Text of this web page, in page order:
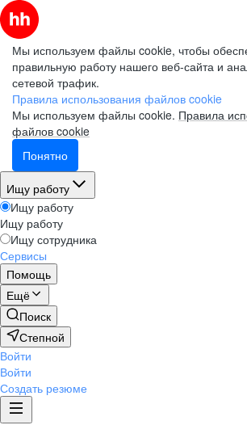
Мы используем файлы cookie, чтобы
правильную работу нашего веб-сайта и
сетевой трафик.
Правила использования файлов cookie
Мы используем файлы cookie. Правила
файлов cookie
Понятно
Ищу работу
Ищу работу
Ищу работу
Ищу сотрудника
Сервисы
Помощь
Ещё
Поиск
Степной
Войти
Войти
Создать резюме